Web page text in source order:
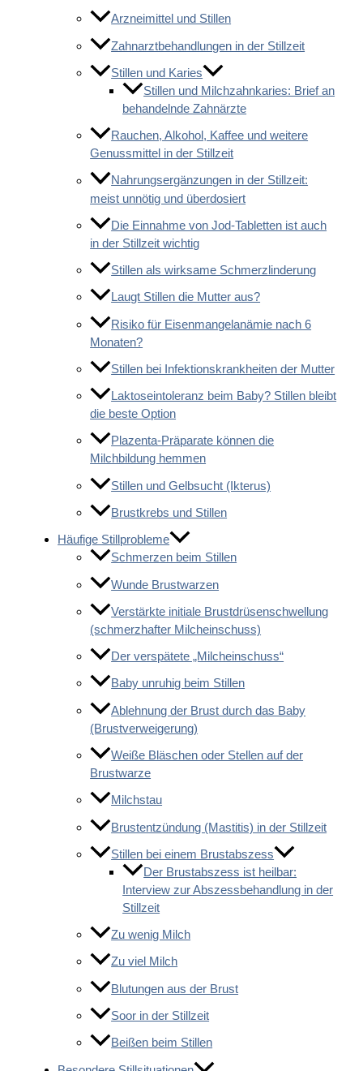
Arzneimittel und Stillen
Zahnarztbehandlungen in der Stillzeit
Stillen und Karies
Stillen und Milchzahnkaries: Brief an
behandelnde Zahnärzte
Rauchen, Alkohol, Kaffee und weitere
Genussmittel in der Stillzeit
Nahrungsergänzungen in der Stillzeit:
meist unnötig und überdosiert
Die Einnahme von Jod-Tabletten ist auch
in der Stillzeit wichtig
Stillen als wirksame Schmerzlinderung
Laugt Stillen die Mutter aus?
Risiko für Eisenmangelanämie nach 6
Monaten?
Stillen bei Infektionskrankheiten der Mutter
Laktoseintoleranz beim Baby? Stillen bleibt
die beste Option
Plazenta-Präparate können die
Milchbildung hemmen
Stillen und Gelbsucht (Ikterus)
Brustkrebs und Stillen
Häufige Stillprobleme
Schmerzen beim Stillen
Wunde Brustwarzen
Verstärkte initiale Brustdrüsenschwellung
(schmerzhafter Milcheinschuss)
Der verspätete „Milcheinschuss“
Baby unruhig beim Stillen
Ablehnung der Brust durch das Baby
(Brustverweigerung)
Weiße Bläschen oder Stellen auf der
Brustwarze
Milchstau
Brustentzündung (Mastitis) in der Stillzeit
Stillen bei einem Brustabszess
Der Brustabszess ist heilbar:
Interview zur Abszessbehandlung in der
Stillzeit
Zu wenig Milch
Zu viel Milch
Blutungen aus der Brust
Soor in der Stillzeit
Beißen beim Stillen